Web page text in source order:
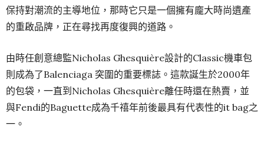
保持對潮流的主導地位，那時它只是一個擁有龐大時尚遺產
的重啟品牌，正在尋找再度復興的道路。
由時任創意總監Nicholas Ghesquière設計的Classic機車包
則成為了Balenciaga 突圍的重要標誌。這款誕生於2000年
的包袋，一直到Nicholas Ghesquière離任時還在熱賣，並
與Fendi的Baguette成為千禧年前後最具有代表性的it bag之
一。